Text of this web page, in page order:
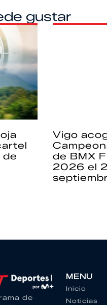
gustar
de
Vigo
de BMX
2026 el
de
MENU
Inicio
Noticias